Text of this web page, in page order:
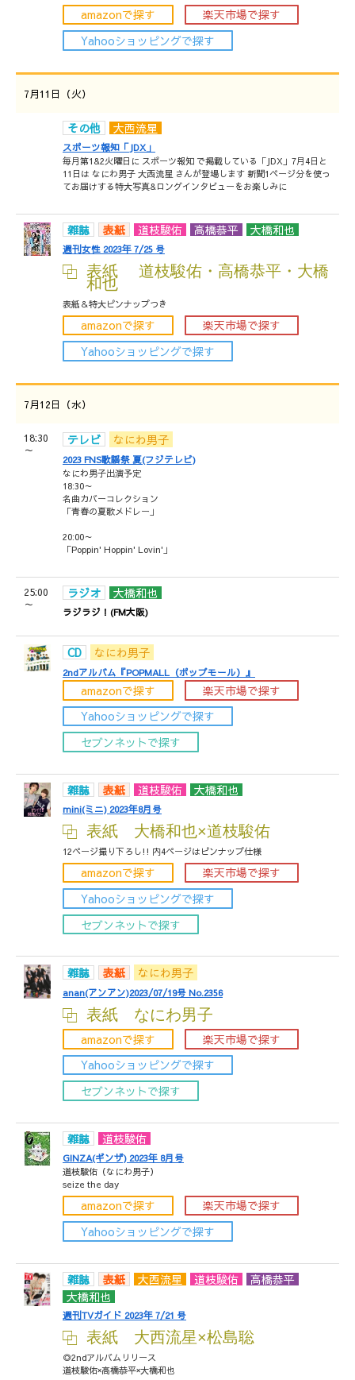
amazonで探す
楽天市場で探す
Yahooショッピングで探す
7月11日（火）
その他 大西流星
スポーツ報知「JDX」
毎月第1&2火曜日に スポーツ報知 で掲載している「JDX」7月4日と
11日は なにわ男子 大西流星 さんが登場します 新聞1ページ分を使っ
てお届けする特大写真&ロングインタビューをお楽しみに
雑誌 表紙 道枝駿佑 高橋恭平 大橋和也
週刊女性 2023年 7/25 号
表紙 道枝駿佑・高橋恭平・大橋
和也
表紙＆特大ピンナップつき
amazonで探す
楽天市場で探す
Yahooショッピングで探す
7月12日（水）
18:30
～
テレビ なにわ男子
2023 FNS歌謡祭 夏(フジテレビ)
なにわ男子出演予定
18:30～
名曲カバーコレクション
「青春の夏歌メドレー」
20:00～
「Poppin' Hoppin' Lovin'」
25:00
～
ラジオ 大橋和也
ラジラジ！(FM大阪)
CD なにわ男子
2ndアルバム『POPMALL（ポップモール）』
amazonで探す
楽天市場で探す
Yahooショッピングで探す
セブンネットで探す
雑誌 表紙 道枝駿佑 大橋和也
mini(ミニ) 2023年8月号
表紙 大橋和也×道枝駿佑
12ページ撮り下ろし!! 内4ページはピンナップ仕様
amazonで探す
楽天市場で探す
Yahooショッピングで探す
セブンネットで探す
雑誌 表紙 なにわ男子
anan(アンアン)2023/07/19号 No.2356
表紙 なにわ男子
amazonで探す
楽天市場で探す
Yahooショッピングで探す
セブンネットで探す
雑誌 道枝駿佑
GINZA(ギンザ) 2023年 8月号
道枝駿佑（なにわ男子）
seize the day
amazonで探す
楽天市場で探す
Yahooショッピングで探す
雑誌 表紙 大西流星 道枝駿佑
高橋恭平
大橋和也
週刊TVガイド 2023年 7/21 号
表紙 大西流星×松島聡
◎2ndアルバムリリース
道枝駿佑×高橋恭平×大橋和也